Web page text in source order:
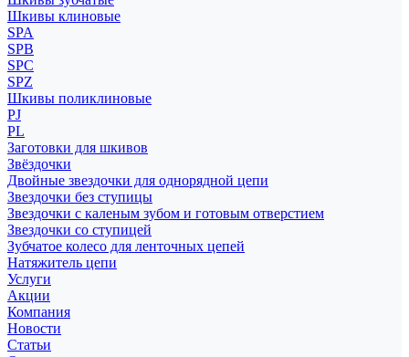
Шкивы клиновые
SPA
SPB
SPC
SPZ
Шкивы поликлиновые
PJ
PL
Заготовки для шкивов
Звёздочки
Двойные звездочки для однорядной цепи
Звездочки без ступицы
Звездочки с каленым зубом и готовым отверстием
Звездочки со ступицей
Зубчатое колесо для ленточных цепей
Натяжитель цепи
Услуги
Акции
Компания
Новости
Статьи